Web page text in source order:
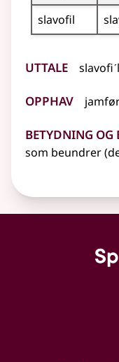
slavofil
Uttale slavofiˊl
Opphav
Betydning
som beundrer